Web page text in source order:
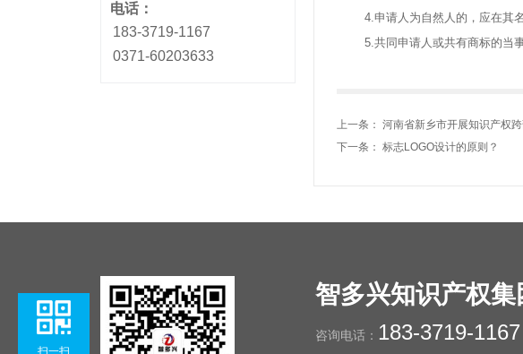
电话：
183-3719-1167
0371-60203633
4.申请人为自然人的，应在其名
5.共同申请人或共有商标的当事
上一条： 河南省新乡市开展知识产权
下一条： 标志LOGO设计的原则？
智多兴知识产权集
咨询电话： 183-3719-1167